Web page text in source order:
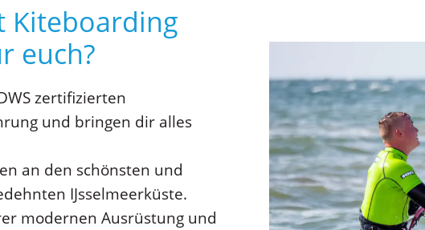
Kiteboarding
euch?
zertifizierten
und bringen dir alles
an den schönsten und
IJsselmeerküste.
modernen Ausrüstung und